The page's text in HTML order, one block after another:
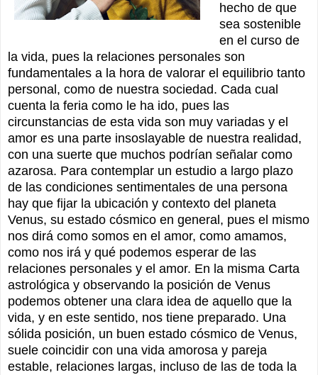
hecho de que
sea sostenible
en el curso de
la vida, pues la relaciones personales son
fundamentales a la hora de valorar el equilibrio tanto
personal, como de nuestra sociedad. Cada cual
cuenta la feria como le ha ido, pues las
circunstancias de esta vida son muy variadas y el
amor es una parte insoslayable de nuestra realidad,
con una suerte que muchos podrían señalar como
azarosa. Para contemplar un estudio a largo plazo
de las condiciones sentimentales de una persona
hay que fijar la ubicación y contexto del planeta
Venus, su estado cósmico en general, pues el mismo
nos dirá como somos en el amor, como amamos,
como nos irá y qué podemos esperar de las
relaciones personales y el amor. En la misma Carta
astrológica y observando la posición de Venus
podemos obtener una clara idea de aquello que la
vida, y en este sentido, nos tiene preparado. Una
sólida posición, un buen estado cósmico de Venus,
suele coincidir con una vida amorosa y pareja
estable, relaciones largas, incluso de las de toda la